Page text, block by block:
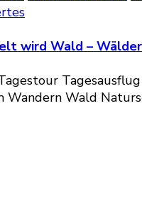
wird Wald –